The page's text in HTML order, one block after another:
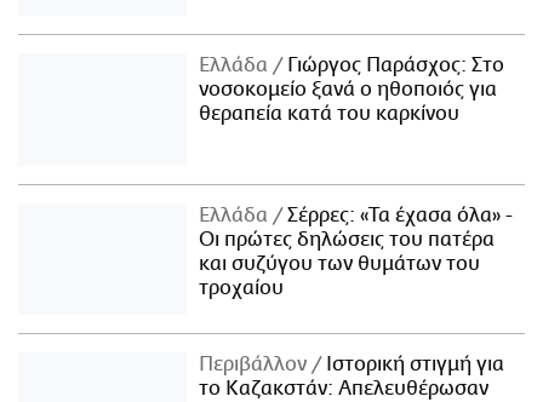
Ελλάδα
Γιώργος Παράσχος: Στο
νοσοκομείο ξανά ο ηθοποιός για
θεραπεία κατά του καρκίνου
Ελλάδα
Σέρρες: «Τα έχασα όλα» -
Οι πρώτες δηλώσεις του πατέρα
και συζύγου των θυμάτων του
τροχαίου
Περιβάλλον
Ιστορική στιγμή για
το Καζακστάν: Απελευθέρωσαν